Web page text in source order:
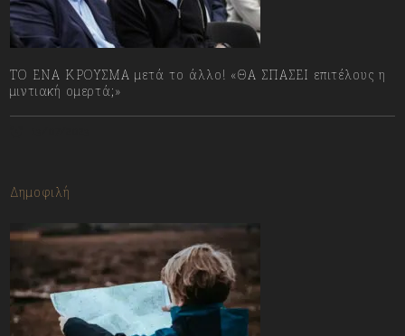
ΤΟ ΕΝΑ ΚΡΟΥΣΜΑ μετά το άλλο! «ΘΑ ΣΠΑΣΕΙ επιτέλους η
μιντιακή ομερτά;»
Δημοφιλή